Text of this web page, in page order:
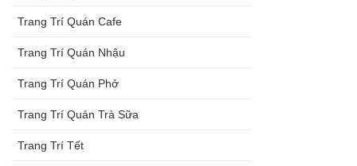
Trang Trí Quán Cafe
Trang Trí Quán Nhậu
Trang Trí Quán Phở
Trang Trí Quán Trà Sữa
Trang Trí Tết